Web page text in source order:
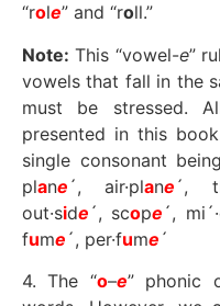
“role” and “roll.”
Note: This “vowel-e”
vowels that fall in the
must be stressed.
presented in this
single consonant
plane ´, air·plane ´,
out·side ´, scope ´,
fume ´, per·fume ´
4. The “o–e” phonic